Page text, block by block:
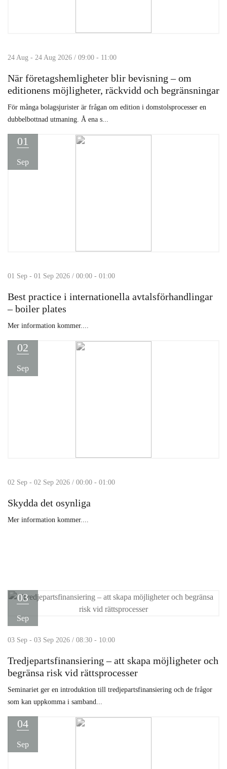
24 Aug - 24 Aug 2026 / 09:00 - 11:00
När företagshemligheter blir bevisning – om
editionens möjligheter, räckvidd och begränsningar
För många bolagsjurister är frågan om edition i domstolsprocesser en
dubbelbottnad utmaning. Å ena s...
01
Sep
01 Sep - 01 Sep 2026 / 00:00 - 01:00
Best practice i internationella avtalsförhandlingar
– boiler plates
Mer information kommer....
02
Sep
02 Sep - 02 Sep 2026 / 00:00 - 01:00
Skydda det osynliga
Mer information kommer....
03
Sep
03 Sep - 03 Sep 2026 / 08:30 - 10:00
Tredjepartsfinansiering – att skapa möjligheter och
begränsa risk vid rättsprocesser
Seminariet ger en introduktion till tredjepartsfinansiering och de frågor
som kan uppkomma i samband...
04
Sep